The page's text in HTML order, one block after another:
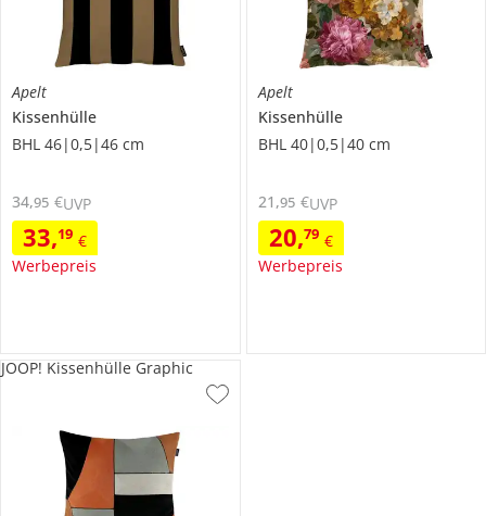
Apelt
Kissenhülle
BHL 46|0,5|46 cm
33,19 €
Werbepreis
34,95 €UVP
Apelt
Kissenhülle
BHL 40|0,5|40 cm
20,79 €
Werbepreis
21 ,95 €UVP
JOOP! Kissenhülle Graphic